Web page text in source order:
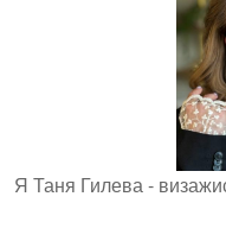
Я Таня Гилева -